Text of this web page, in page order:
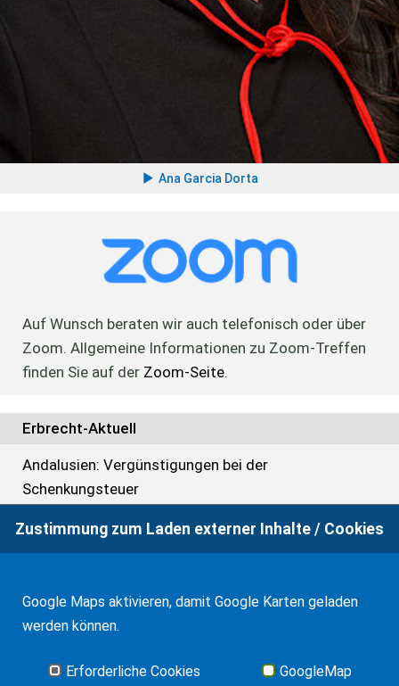
Ana Garcia Dorta
Auf Wunsch beraten wir auch telefonisch oder über
Zoom. Allgemeine Informationen zu Zoom-Treffen
finden Sie auf der Zoom-Seite.
Erbrecht-Aktuell
Andalusien: Vergünstigungen bei der
Schenkungsteuer
Anerkennung eines Erbscheins in Spanien
Erbschafts- und Schenkungsteuer
Vermietung von Immobilien
Zustimmung zum Laden externer Inhalte / Cookies
Google Maps aktivieren, damit Google Karten geladen
werden können.
Erforderliche Cookies GoogleMap